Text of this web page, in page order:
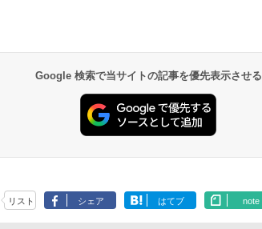
Google 検索で当サイトの記事を優先表示させる
リスト シェア はてブ note